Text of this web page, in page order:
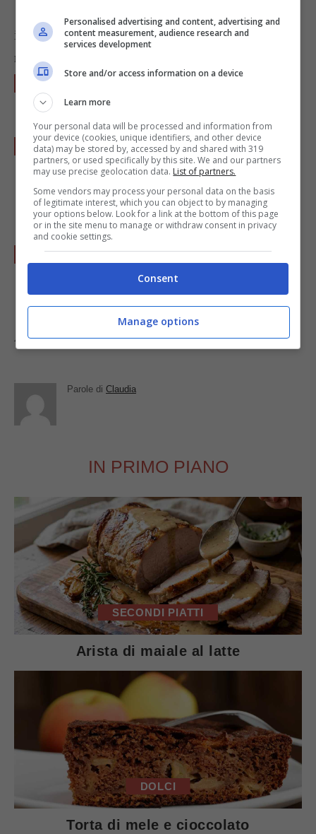
il composto dovrà risultare piuttosto denso… ma
non troppo
Infine trasferite tutto nello stampo e
infornate per circa
Quando la sfornate, fatela un poco
raffreddare e poi sformatela con delicatezza
e, prima di servirla, cospargetela con
zucchero a velo.
Servire tiepida o fredda con un buon liquore
Foto daFrancesco Carbone
Parole di Claudia
IN PRIMO PIANO
SECONDI PIATTI
Arista di maiale al latte
DOLCI
Torta di mele e cioccolato
Personalised advertising and content, advertising and
content measurement, audience research and
services development
Store and/or access information on a device
Learn more
Your personal data will be processed and information from
your device (cookies, unique identifiers, and other device
data) may be stored by, accessed by and shared with 319
partners, or used specifically by this site. We and our partners
may use precise geolocation data. List of partners.
Some vendors may process your personal data on the basis
of legitimate interest, which you can object to by managing
your options below. Look for a link at the bottom of this page
or in the site menu to manage or withdraw consent in privacy
and cookie settings.
Consent
Manage options